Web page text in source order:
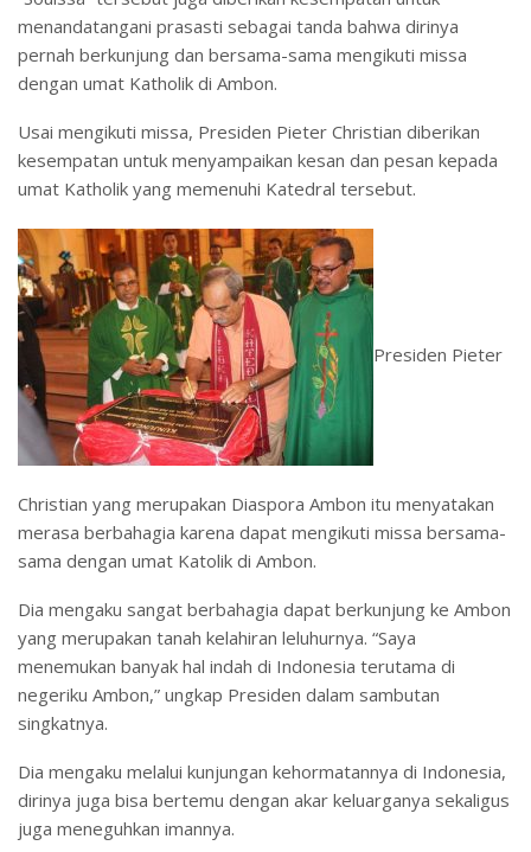
menandatangani prasasti sebagai tanda bahwa dirinya
pernah berkunjung dan bersama-sama mengikuti missa
dengan umat Katholik di Ambon.
Usai mengikuti missa, Presiden Pieter Christian diberikan
kesempatan untuk menyampaikan kesan dan pesan kepada
umat Katholik yang memenuhi Katedral tersebut.
Presiden Pieter
Christian yang merupakan Diaspora Ambon itu menyatakan
merasa berbahagia karena dapat mengikuti missa bersama-
sama dengan umat Katolik di Ambon.
Dia mengaku sangat berbahagia dapat berkunjung ke Ambon
yang merupakan tanah kelahiran leluhurnya. “Saya
menemukan banyak hal indah di Indonesia terutama di
negeriku Ambon,” ungkap Presiden dalam sambutan
singkatnya.
Dia mengaku melalui kunjungan kehormatannya di Indonesia,
dirinya juga bisa bertemu dengan akar keluarganya sekaligus
juga meneguhkan imannya.